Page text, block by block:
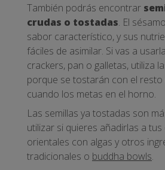
También podrás encontrar
crudas o tostadas. El
sabor característico, y sus
fáciles de asimilar. Si vas a
crackers, pan o galletas, utiliza
porque se tostarán con el resto
cuando los metas en el horno.
Las semillas ya tostadas son
utilizar si quieres añadirlas a
orientales con algas y otros
tradicionales o buddha bowls.